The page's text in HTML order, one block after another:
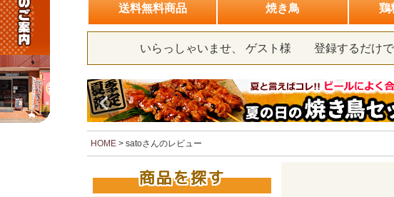
送料無料商品 焼き鳥 鶏
いらっしゃいませ、 ゲスト様 登録するだけで
HOME satoさんのレビュー
商品を探す